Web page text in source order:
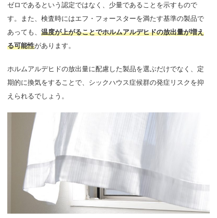
ゼロであるという認定ではなく、少量であることを示すもので
す。また、検査時にはエフ・フォースターを満たす基準の製品で
あっても、 温度が上がることでホルムアルデヒドの放出量が増え
る可能性があります。
ホルムアルデヒドの放出量に配慮した製品を選ぶだけでなく、定
期的に換気をすることで、シックハウス症候群の発症リスクを抑
えられるでしょう。